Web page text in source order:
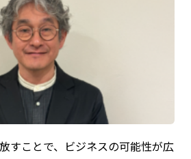
すことで、ビジネスの可能性が広